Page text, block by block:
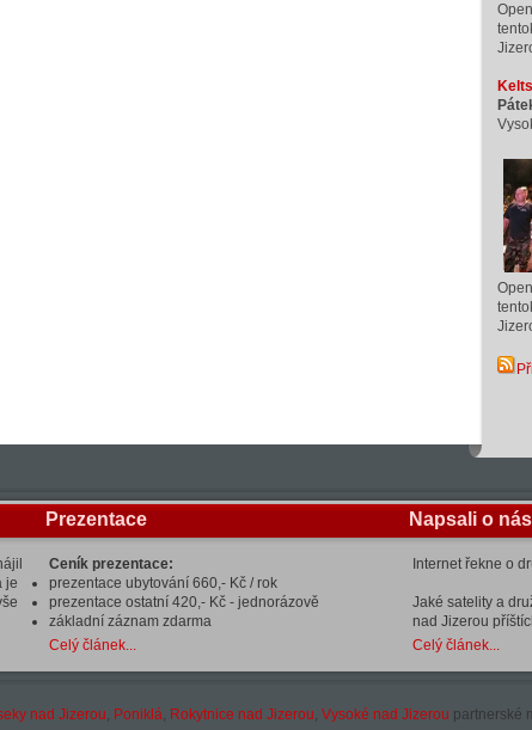
je
Prezentace
Ceník prezentace:
prezentace ubytování 660,- Kč / rok
prezentace ostatní 420,- Kč - jednorázově
základní záznam zdarma
Celý článek...
Napsali o nás
Internet řekne o
Jaké satelity a
nad Jizerou
Celý článek...
nad Jizerou, Poniklá, Rokytnice nad Jizerou, Vysoké nad Jizerou partnerské